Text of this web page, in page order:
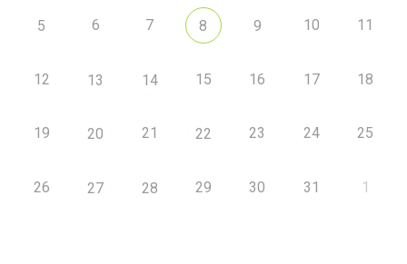
5 6 7 8 9 10 11
12 13 14 15 16 17 18
19 20 21 22 23 24 25
26 27 28 29 30 31 1